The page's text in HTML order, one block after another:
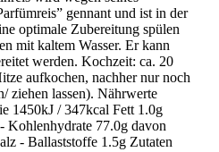
gennant und ist in der
optimale Zubereitung spülen
mit kaltem Wasser. Er kann
werden. Kochzeit: ca. 20
aufkochen, nachher nur noch
ziehen lassen). Nährwerte
1450kJ / 347kcal Fett 1.0g
Kohlenhydrate 77.0g davon
- Ballaststoffe 1.5g Zutaten